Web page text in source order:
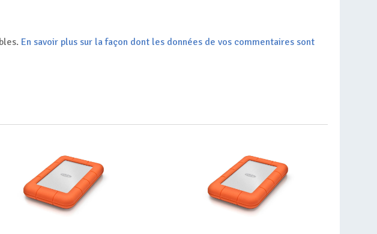
En savoir plus sur la façon dont les données de vos commentaires sont